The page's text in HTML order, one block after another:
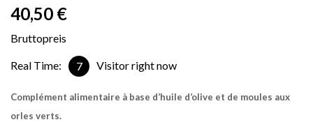
40,50 €
Bruttopreis
Real Time: 7 Visitor right now
Complément alimentaire à base d’huile d’olive et de moules aux
orles verts.